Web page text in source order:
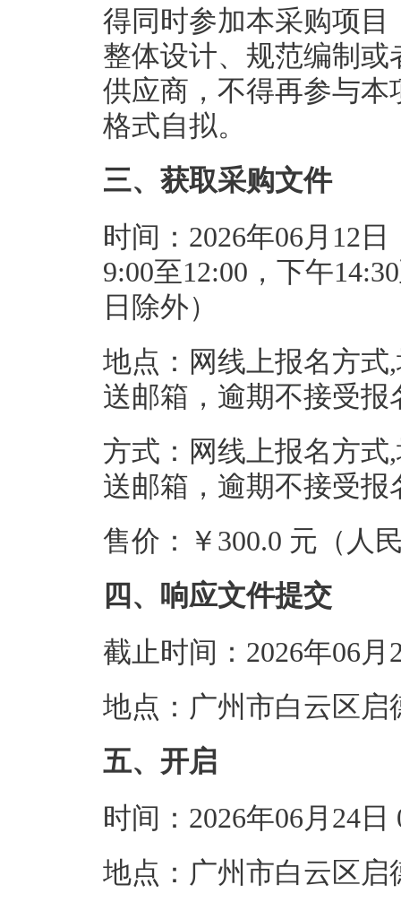
得同时参加本采购项
整体设计、规范编制
供应商，不得再参与
格式自拟。
三、获取采购文件
时间：2026年06月12
9:00至12:00，下午
日除外）
地点：网线上报名方
送邮箱，逾期不接受报
方式：网线上报名方
送邮箱，逾期不接受报
售价：￥300.0 元（人
四、响应文件提交
截止时间：2026年06
地点：广州市白云区启
五、开启
时间：2026年06月24
地点：广州市白云区启